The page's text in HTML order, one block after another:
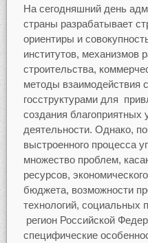
На сегодняшний день
страны разрабатывает
ориентиры и
институтов, механизмов
строительства,
методы
госструктурами для
создания
деятельности. Однако,
выстроенного процесса
множество проблем,
ресурсов,
бюджета, возможности
технологий, социальных
регион Российской
специфические